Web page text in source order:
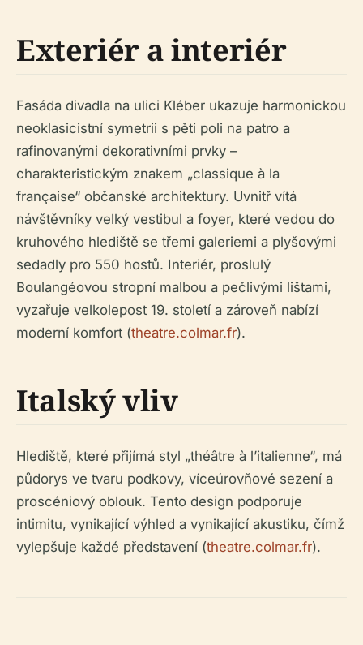
Exteriér a interiér
Fasáda divadla na ulici Kléber ukazuje harmonickou
neoklasicistní symetrii s pěti poli na patro a
rafinovanými dekorativními prvky –
charakteristickým znakem „classique à la
française“ občanské architektury. Uvnitř vítá
návštěvníky velký vestibul a foyer, které vedou do
kruhového hlediště se třemi galeriemi a plyšovými
sedadly pro 550 hostů. Interiér, proslulý
Boulangéovou stropní malbou a pečlivými lištami,
vyzařuje velkolepost 19. století a zároveň nabízí
moderní komfort (theatre.colmar.fr).
Italský vliv
Hlediště, které přijímá styl „théâtre à l’italienne“, má
půdorys ve tvaru podkovy, víceúrovňové sezení a
proscéniový oblouk. Tento design podporuje
intimitu, vynikající výhled a vynikající akustiku, čímž
vylepšuje každé představení (theatre.colmar.fr).